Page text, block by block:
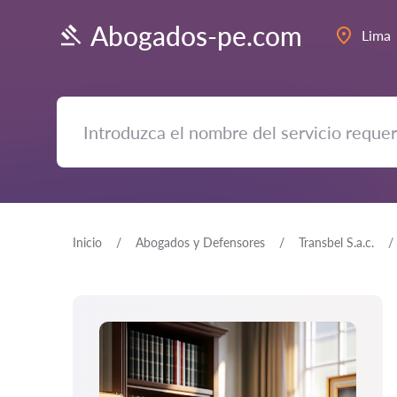
Abogados-pe.com Lima
Inicio Abogados y Defensores Transbel S.a.c.